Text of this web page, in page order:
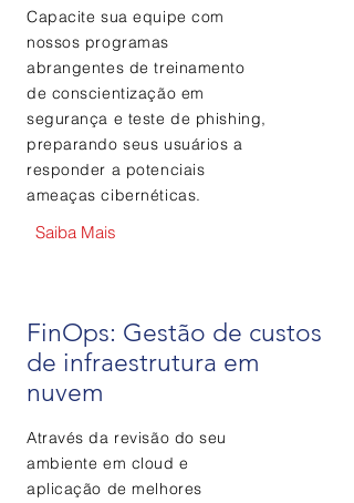
Capacite sua equipe com
nossos programas
abrangentes de treinamento
de conscientização em
segurança e teste de phishing,
preparando seus usuários a
responder a potenciais
ameaças cibernéticas.
Saiba Mais
FinOps: Gestão de custos
de infraestrutura em
nuvem
Através da revisão do seu
ambiente em cloud e
aplicação de melhores